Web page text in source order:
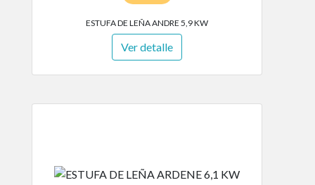
ESTUFA DE LEÑA ANDRE 5,9 KW
Ver detalle